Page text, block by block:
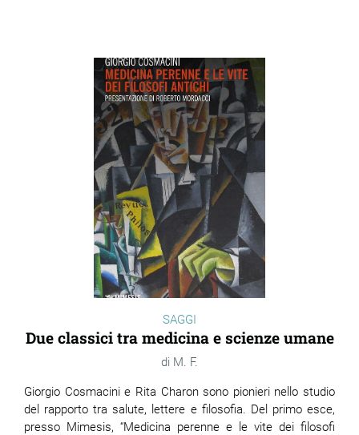
SAGGI
Due classici tra medicina e scienze umane
M. F.
Giorgio Cosmacini e Rita Charon sono pionieri nello studio
del rapporto tra salute, lettere e filosofia. Del primo esce,
presso Mimesis, “Medicina perenne e le vite dei filosofi